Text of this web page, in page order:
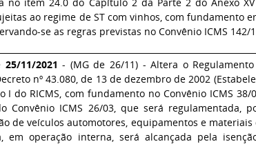
ao regime de ST com vinhos, com fundamento
se as regras previstas no Convênio ICMS 142/
25/11/2021 - (MG de 26/11) - Altera o
nº 43.080, de 13 de dezembro de 2002
I do RICMS, com fundamento no Convênio ICMS 38/
Convênio ICMS 26/03, que será regulamentada,
de veículos automotores, equipamentos e materiais
em operação interna, será alcançada pela